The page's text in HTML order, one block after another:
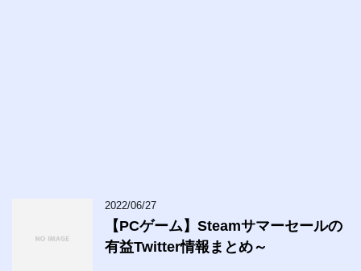
2022/06/27
【PCゲーム】Steamサマーセールの
有益Twitter情報まとめ～